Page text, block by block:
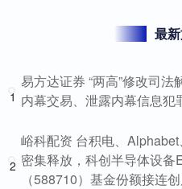
最
1
易方达证券 “两高”修改司法
内幕交易、泄露内幕信息犯
2
峪科配资 台积电、
密集释放，科创半导体设备
（588710）基金份额接连